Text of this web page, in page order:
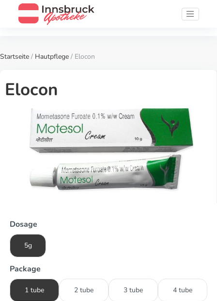
Startseite / Hautpflege / Elocon
Elocon
Dosage
5g
Package
1 tube 2 tube 3 tube 4 tube